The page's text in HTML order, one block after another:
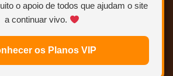
o apoio de todos que ajudam o site
a continuar vivo.
os Planos VIP